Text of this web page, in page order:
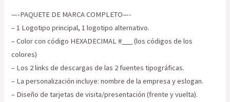
—-PAQUETE DE MARCA COMPLETO—-
– 1 Logotipo principal, 1 logotipo alternativo.
– Color con código HEXADECIMAL #___ (los códigos de los
colores)
– Los 2 links de descargas de las 2 fuentes tipográficas.
– La personalización incluye: nombre de la empresa y eslogan.
– Diseño de tarjetas de visita/presentación (frente y vuelta).